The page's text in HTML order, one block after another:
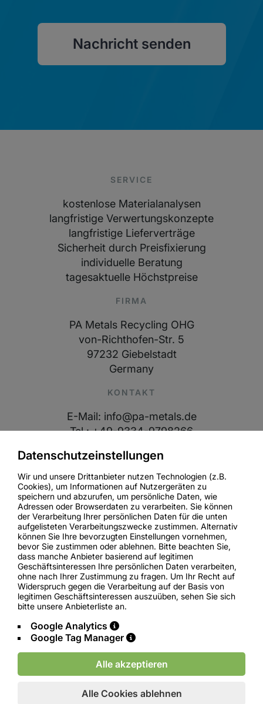
Nachricht senden
SERVICE
kostenlose Materialanalysen
langfristige Verwertungskonzepte
langfristige Lieferverträge
Sicherheit durch Preisfixierung
individuelle Beratung
tagesaktuelle Höchstpreise
FIRMA
PA Metals Recycling OHG
von-Richthofen-Str. 5
97232 Giebelstadt
Germany
KONTAKT
E-Mail: info@pa-metals.de
Tel.: +49-9334-9798266
+49 (0) 151 - 742 767 61
LINKS
AGB`S
Datenschutz
Impressum
Begleitschein
©2025 PA Metals Recycling OHG
Developed by Webcapitan Team
Datenschutzeinstellungen
Wir und unsere Drittanbieter nutzen Technologien (z.B.
Cookies), um Informationen auf Nutzergeräten zu
speichern und abzurufen, um persönliche Daten, wie
Adressen oder Browserdaten zu verarbeiten. Sie können
der Verarbeitung Ihrer persönlichen Daten für die unten
aufgelisteten Verarbeitungszwecke zustimmen. Alternativ
können Sie Ihre bevorzugten Einstellungen vornehmen,
bevor Sie zustimmen oder ablehnen. Bitte beachten Sie,
dass manche Anbieter basierend auf legitimen
Geschäftsinteressen Ihre persönlichen Daten verarbeiten,
ohne nach Ihrer Zustimmung zu fragen. Um Ihr Recht auf
Widerspruch gegen die Verarbeitung auf der Basis von
legitimen Geschäftsinteressen auszuüben, sehen Sie sich
bitte unsere Anbieterliste an.
Google Analytics
Google Tag Manager
Alle akzeptieren
Alle Cookies ablehnen